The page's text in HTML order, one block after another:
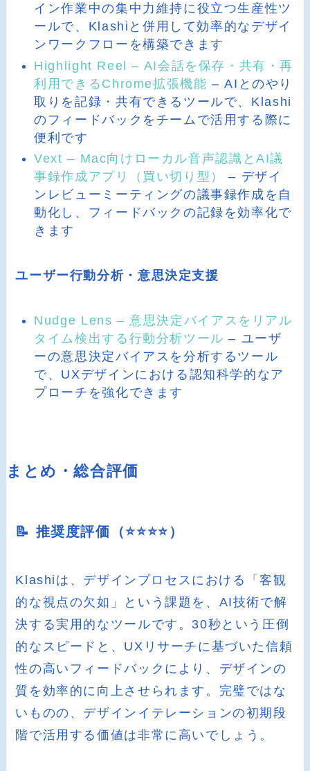
イン作業中の集中力維持に役立つ生産性ツ
ールで、Klashiと併用して効率的なデザイ
ンワークフローを構築できます
Highlight Reel – AI会話を保存・共有・再
利用できるChrome拡張機能 – AIとのやり
取りを記録・共有できるツールで、Klashi
のフィードバックをチームで活用する際に
便利です
Vext – Mac向けローカル音声認識とAI議
事録作成アプリ（買い切り型）
– デザイ
ンレビューミーティングの議事録作成を自
動化し、フィードバックの記録を効率化で
きます
ユーザー行動分析・意思決定支援
Nudge Lens – 意思決定バイアスをリアル
タイム検出する行動分析ツール – ユーザ
ーの意思決定バイアスを分析するツール
で、UXデザインにおける認知科学的なア
プローチを強化できます
まとめ・総合評価
📝 推奨度評価（⭐️⭐️⭐️⭐️）
Klashiは、デザインプロセスにおける「客観
的な視点の欠如」という課題を、AI技術で解
決する実用的なツールです。30秒という圧倒
的なスピードと、UXリサーチに基づいた信頼
性の高いフィードバックにより、デザインの
質を効率的に向上させられます。完璧ではな
いものの、デザインイテレーションの初期段
階で活用する価値は非常に高いでしょう。